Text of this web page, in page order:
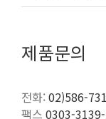
제품문의
전화:02)586-
팩스 0303-